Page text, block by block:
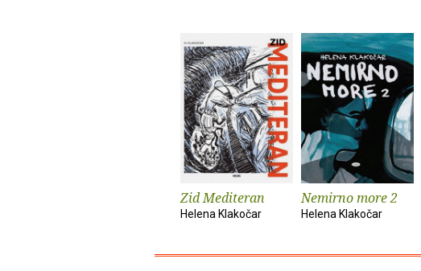
Zid Mediteran
Helena Klakočar
Nemirno more 2
Helena Klakočar